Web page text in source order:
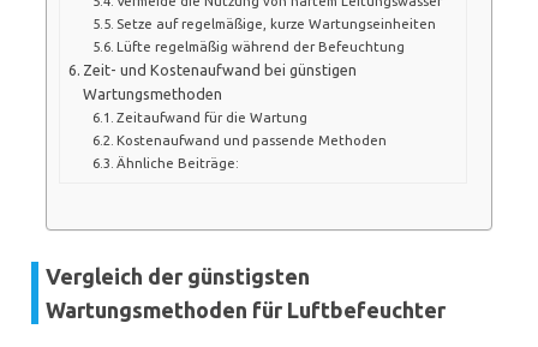
Setze auf regelmäßige, kurze Wartungseinheiten
Lüfte regelmäßig während der Befeuchtung
Zeit- und Kostenaufwand bei günstigen
Wartungsmethoden
Zeitaufwand für die Wartung
Kostenaufwand und passende Methoden
Ähnliche Beiträge:
Vergleich der günstigsten
Wartungsmethoden für Luftbefeuchter